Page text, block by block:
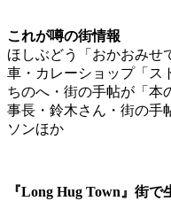
これが噂の街情報
ほしぶどう「おかおみせ
車・カレーショップ「ス
ちのへ・街の手帖が「本
事長・鈴木さん・街の手
ソンほか
『Long Hug Town』街